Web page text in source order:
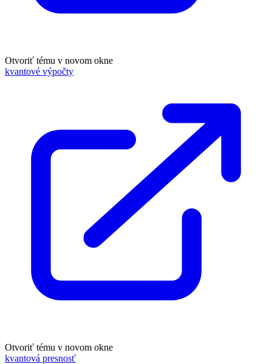
Otvoriť tému v novom okne
kvantové výpočty
Otvoriť tému v novom okne
kvantová presnosť